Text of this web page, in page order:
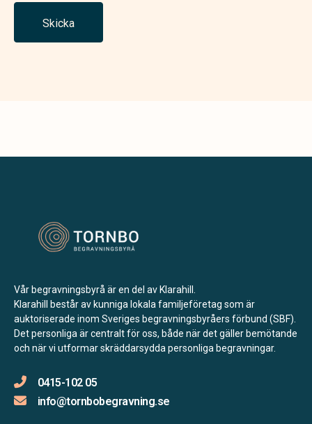
Skicka
Vår begravningsbyrå är en del av Klarahill.
Klarahill består av kunniga lokala familjeföretag som är
auktoriserade inom Sveriges begravningsbyråers förbund (SBF).
Det personliga är centralt för oss, både när det gäller bemötande
och när vi utformar skräddarsydda personliga begravningar.
0415-102 05
info@tornbobegravning.se